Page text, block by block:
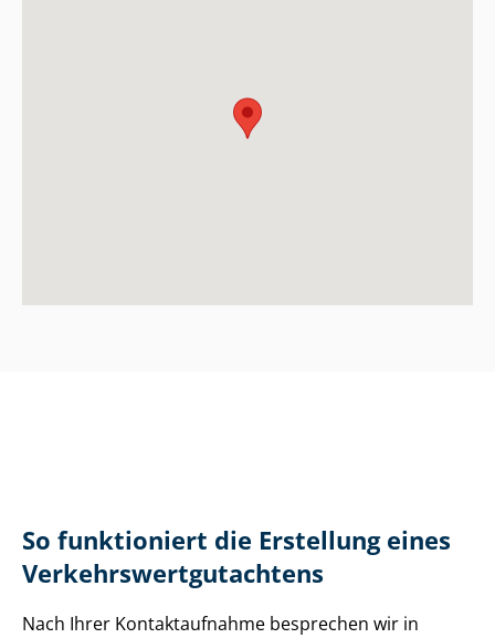
So funktioniert die Erstellung eines
Ver­kehrs­wert­gut­ach­tens
Nach Ihrer Kontaktaufnahme besprechen wir in